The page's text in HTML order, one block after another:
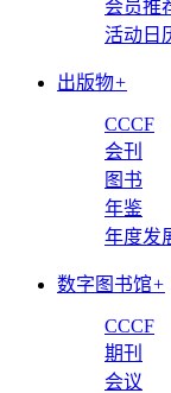
会员推
活动日
出版物+
CCCF
会刊
图书
年鉴
年度发
数字图书馆+
CCCF
期刊
会议